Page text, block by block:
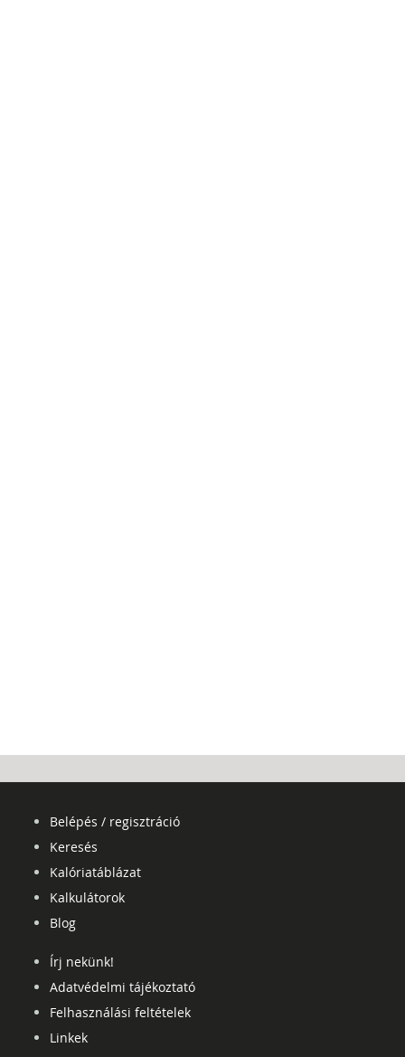
Belépés / regisztráció
Keresés
Kalóriatáblázat
Kalkulátorok
Blog
Írj nekünk!
Adatvédelmi tájékoztató
Felhasználási feltételek
Linkek